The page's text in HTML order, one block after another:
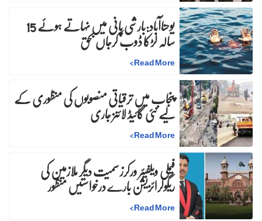
یوحناآباد:بارشی پانی میں نہاتے ہوئے 15 سالہ لڑکا ڈوب کرجاں بحق
Read More
>
پنجاب میں ترقیاتی منصوبوں کی منظوری کے
لیے نئی گائیڈ لائنز جاری
Read More
>
فیملی ویلفیئر ورکرز سمیت دیگر ملازمین کی
ریگولرائزیشن بارے درخواستیں منظور
Read More
>